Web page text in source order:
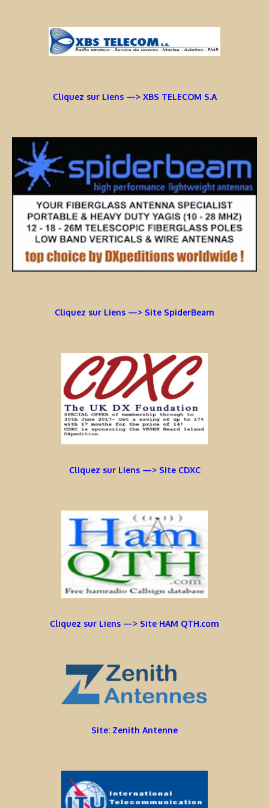
Cliquez sur Liens —> XBS TELECOM S.A
Cliquez sur Liens —> Site SpiderBeam
Cliquez sur Liens —> Site CDXC
Cliquez sur Liens —> Site HAM QTH.com
Site: Zenith Antenne